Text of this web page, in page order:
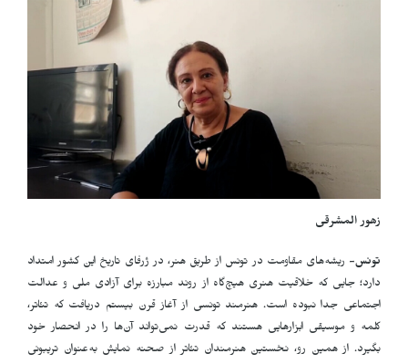
زهور المشرقی
تونس- ریشه‌های مقاومت در تونس از طریق هنر، در ژرفای تاریخ این کشور امتداد
دارد؛ جایی که خلاقیت هنری هیچ‌گاه از روند مبارزه برای آزادی ملی و عدالت
اجتماعی جدا نبوده است. هنرمند تونسی از آغاز قرن بیستم دریافت که تئاتر،
کلمه و موسیقی ابزارهایی هستند که قدرت نمی‌تواند آن‌ها را در انحصار خود
بگیرد. از همین رو، نخستین هنرمندان تئاتر از صحنه نمایش به‌عنوان تریبونی